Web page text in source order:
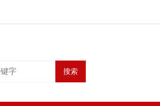
搜索